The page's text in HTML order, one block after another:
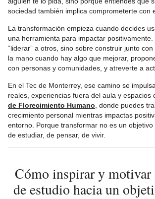
sociedad también implica comprometerte con
La transformación empieza cuando decides
una herramienta para impactar
“liderar” a otros, sino sobre construir junto
la mano cuando hay algo que mejorar,
con personas y comunidades, y atreverte a
En el Tec de Monterrey, ese camino se
reales, experiencias fuera del aula y espacios
de Florecimiento Humano , donde puedes
crecimiento personal mientras impactas
entorno. Porque transformar no es un
de estudiar, de pensar, de vivir.
Cómo inspirar y motivar
de estudio hacia un